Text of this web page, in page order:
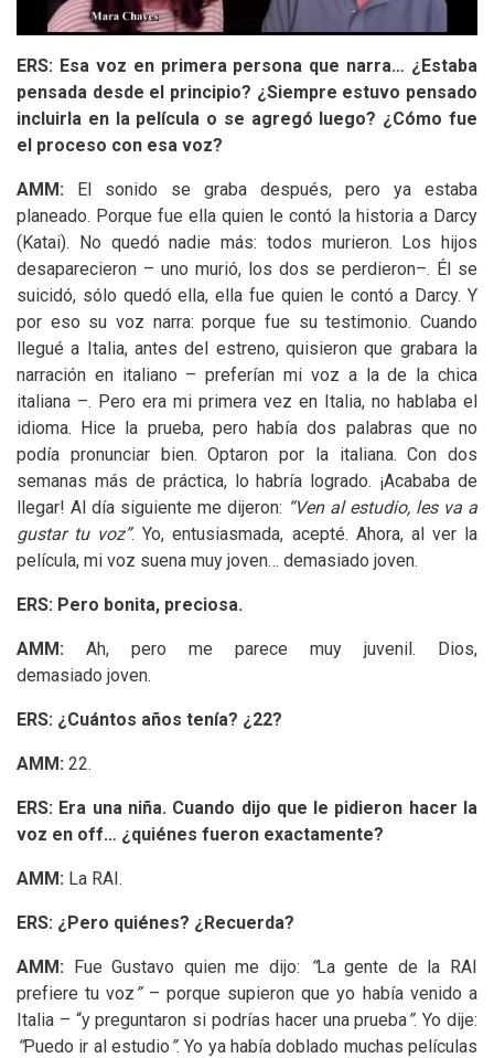
ERS: Esa voz en primera persona que narra… ¿Estaba
pensada desde el principio? ¿Siempre estuvo pensado
incluirla en la película o se agregó luego? ¿Cómo fue
el proceso con esa voz?
AMM: El sonido se graba después, pero ya estaba
planeado. Porque fue ella quien le contó la historia a Darcy
(Katai). No quedó nadie más: todos murieron. Los hijos
desaparecieron – uno murió, los dos se perdieron–. Él se
suicidó, sólo quedó ella, ella fue quien le contó a Darcy. Y
por eso su voz narra: porque fue su testimonio. Cuando
llegué a Italia, antes del estreno, quisieron que grabara la
narración en italiano – preferían mi voz a la de la chica
italiana –. Pero era mi primera vez en Italia, no hablaba el
idioma. Hice la prueba, pero había dos palabras que no
podía pronunciar bien. Optaron por la italiana. Con dos
semanas más de práctica, lo habría logrado. ¡Acababa de
llegar! Al día siguiente me dijeron: “Ven al estudio, les va a
gustar tu voz”. Yo, entusiasmada, acepté. Ahora, al ver la
película, mi voz suena muy joven… demasiado joven.
ERS: Pero bonita, preciosa.
AMM: Ah, pero me parece muy juvenil. Dios,
demasiado joven.
ERS: ¿Cuántos años tenía? ¿22?
AMM: 22.
ERS: Era una niña. Cuando dijo que le pidieron hacer la
voz en off… ¿quiénes fueron exactamente?
AMM: La RAI.
ERS: ¿Pero quiénes? ¿Recuerda?
AMM: Fue Gustavo quien me dijo: “La gente de la RAI
prefiere tu voz ”– porque supieron que yo había venido a
Italia – “y preguntaron si podrías hacer una prueba”. Yo dije:
“Puedo ir al estudio ”. Yo ya había doblado muchas películas